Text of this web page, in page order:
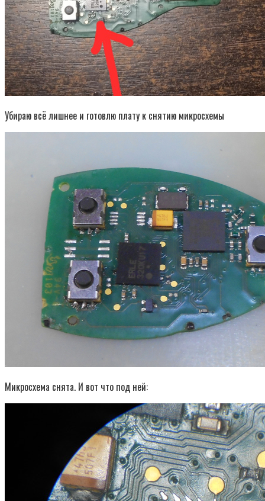
Убираю всё лишнее и готовлю плату к снятию микросхемы
Микросхема снята. И вот что под ней: